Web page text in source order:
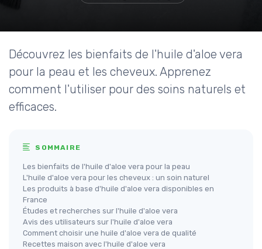
Découvrez les bienfaits de l'huile d'aloe vera
pour la peau et les cheveux. Apprenez
comment l'utiliser pour des soins naturels et
efficaces.
SOMMAIRE
Les bienfaits de l'huile d'aloe vera pour la peau
L'huile d'aloe vera pour les cheveux : un soin naturel
Les produits à base d'huile d'aloe vera disponibles en
France
Études et recherches sur l'huile d'aloe vera
Avis des utilisateurs sur l'huile d'aloe vera
Comment choisir une huile d'aloe vera de qualité
Recettes maison avec l'huile d'aloe vera